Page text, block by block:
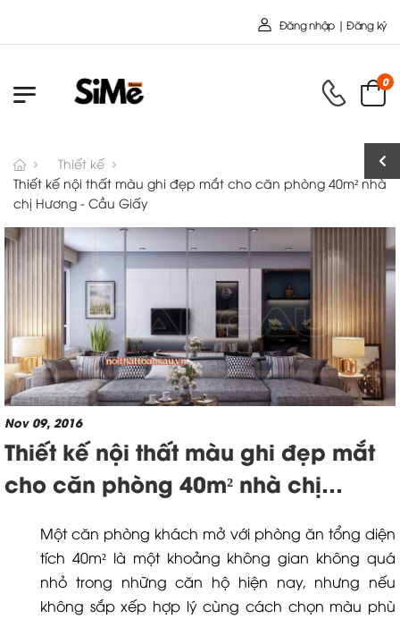
Chào mừng bạn đến với Nội Thất
Đăng nhập | Đăng ký
0
Thiết kế
Thiết kế nội thất màu ghi đẹp mắt cho căn phòng 40m² nhà
chị Hương - Cầu Giấy
Nov 09, 2016
Thiết kế nội thất màu ghi đẹp mắt
cho căn phòng 40m² nhà chị
Một căn phòng khách mở với phòng ăn tổng diện
tích 40m² là một khoảng không gian không quá
nhỏ trong những căn hộ hiện nay, nhưng nếu
không sắp xếp hợp lý cùng cách chọn màu phù